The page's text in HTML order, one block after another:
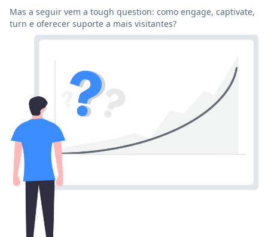
Mas a seguir vem a tough question: como engage, captivate,
turn e oferecer suporte a mais visitantes?